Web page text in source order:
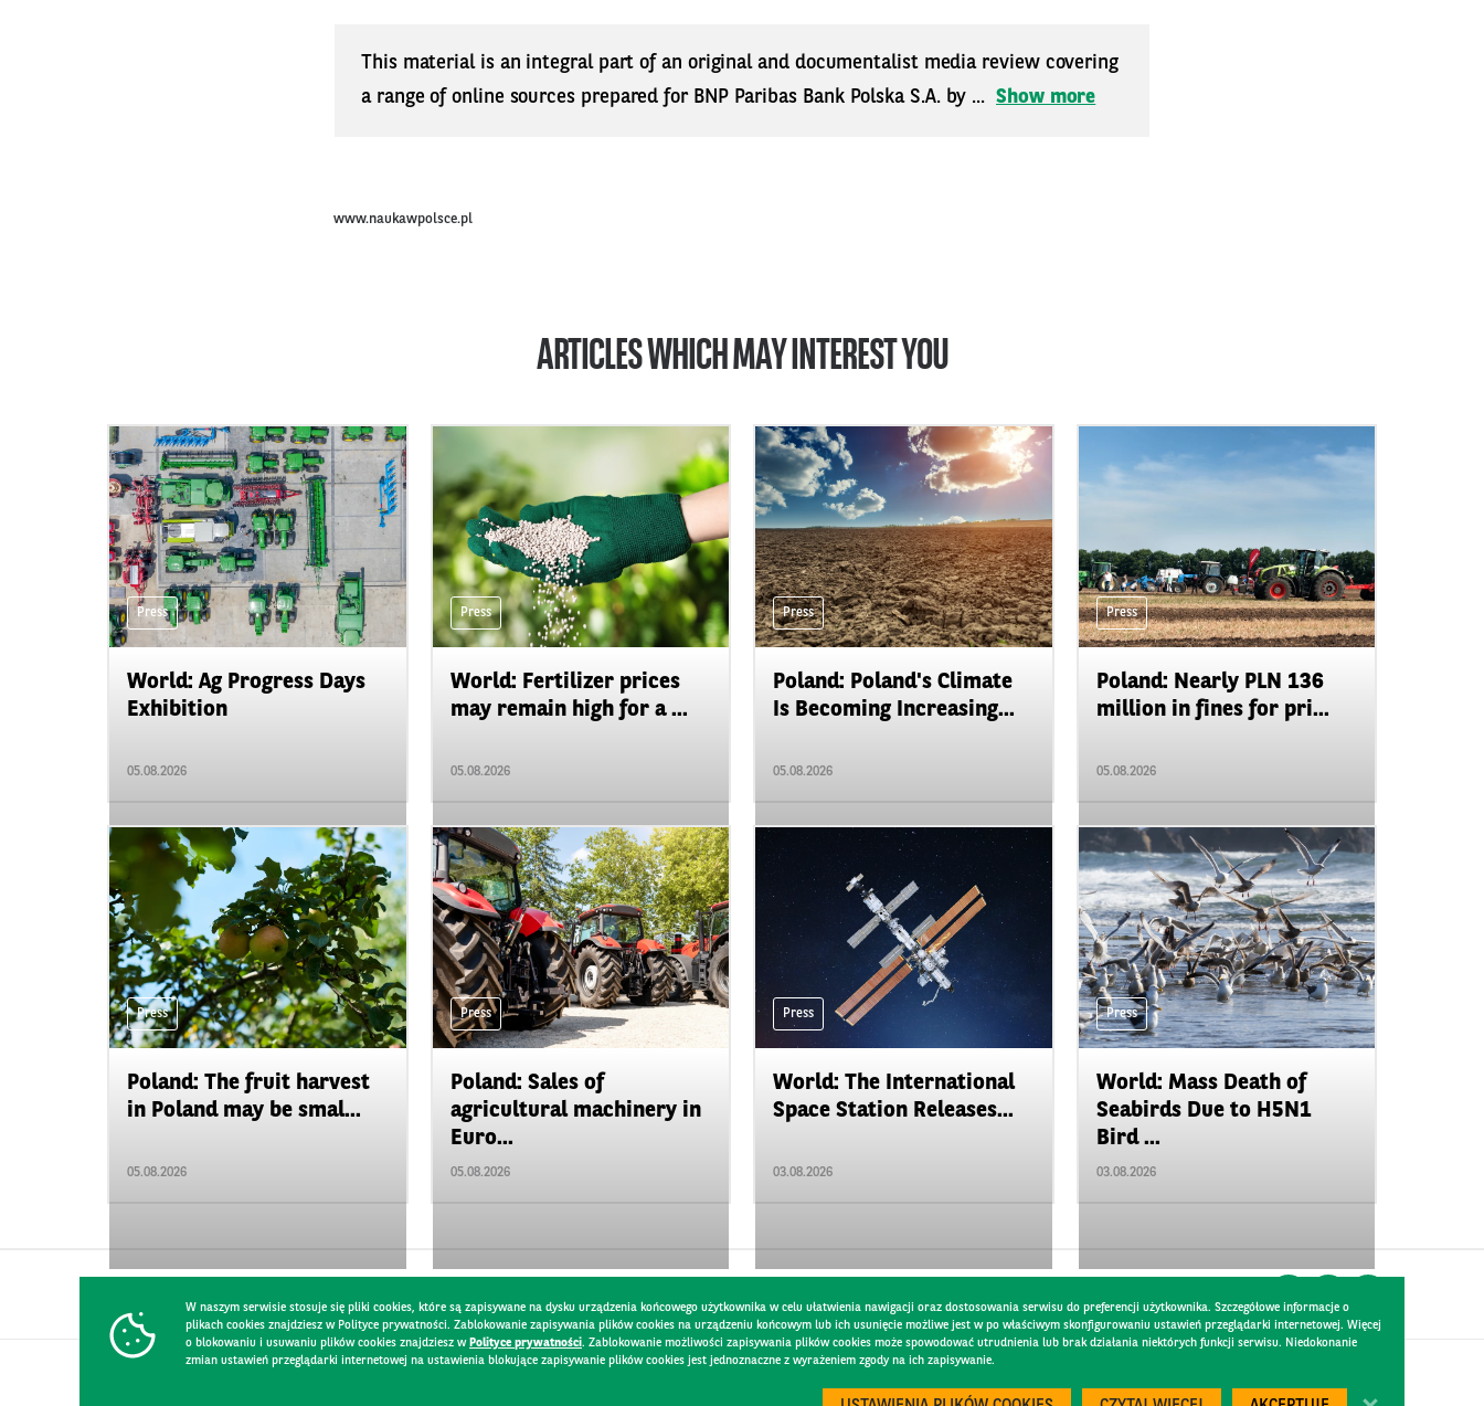
This material is an integral part of an original and documentalist media review covering
a range of online sources prepared for BNP Paribas Bank Polska S.A. by ... Show more
www.naukawpolsce.pl
ARTICLES WHICH MAY INTEREST YOU
Press
World: Ag Progress Days
Exhibition
05.08.2026
Press
World: Fertilizer prices
may remain high for a ...
05.08.2026
Press
Poland: Poland's Climate
Is Becoming Increasing...
05.08.2026
Press
Poland: Nearly PLN 136
million in fines for pri...
05.08.2026
Press
Poland: The fruit harvest
in Poland may be smal...
05.08.2026
Press
Poland: Sales of
agricultural machinery in
Euro...
05.08.2026
Press
World: The International
Space Station Releases...
03.08.2026
Press
World: Mass Death of
Seabirds Due to H5N1
Bird ...
03.08.2026
W naszym serwisie stosuje się pliki cookies, które są zapisywane na dysku urządzenia końcowego użytkownika w celu ułatwienia nawigacji oraz dostosowania serwisu do preferencji użytkownika. Szczegółowe informacje o
plikach cookies znajdziesz w Polityce prywatności. Zablokowanie zapisywania plików cookies na urządzeniu końcowym lub ich usunięcie możliwe jest w po właściwym skonfigurowaniu ustawień przeglądarki internetowej. Więcej
o blokowaniu i usuwaniu plików cookies znajdziesz w Polityce prywatności. Zablokowanie możliwości zapisywania plików cookies może spowodować utrudnienia lub brak działania niektórych funkcji serwisu. Niedokonanie
zmian ustawień przeglądarki internetowej na ustawienia blokujące zapisywanie plików cookies jest jednoznaczne z wyrażeniem zgody na ich zapisywanie.
Created by 300.codes